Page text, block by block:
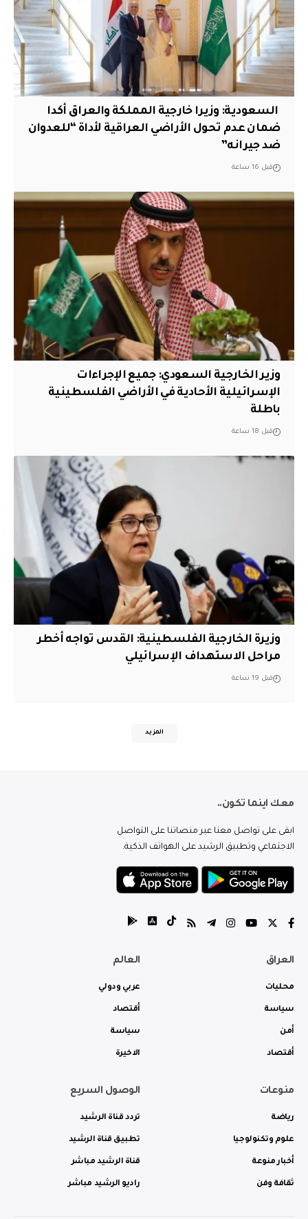
‏ السعودية: وزيرا خارجية المملكة والعراق أكدا
ضمان عدم تحول الأراضي العراقية لأداة “للعدوان
ضد جيرانه”
قبل 16 ساعة
وزير الخارجية السعودي: جميع الإجراءات
الإسرائيلية الأحادية في الأراضي الفلسطينية
باطلة
قبل 18 ساعة
وزيرة الخارجية الفلسطينية: القدس تواجه أخطر
مراحل الاستهداف الإسرائيلي
قبل 19 ساعة
المزيد
معك اينما تكون..
ابقى على تواصل معنا عبر منصاتنا على التواصل
الاجتماعي وتطبيق الرشيد على الهواتف الذكية.
العراق
محليات
سياسة
أمن
أقتصاد
العالم
عربي ودولي
أقتصاد
سياسة
الاخيرة
منوعات
رياضة
علوم وتكنولوجيا
أخبار منوعة
ثقافة وفن
الوصول السريع
تردد قناة الرشيد
تطبيق قناة الرشيد
قناة الرشيد مباشر
راديو الرشيد مباشر